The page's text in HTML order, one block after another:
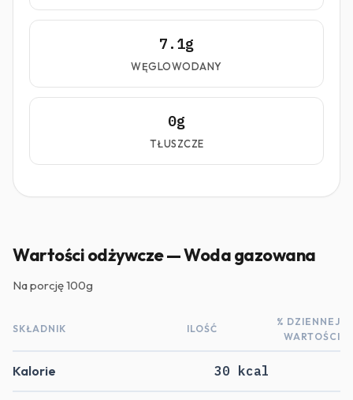
7.1g
WĘGLOWODANY
0g
TŁUSZCZE
Wartości odżywcze — Woda gazowana
Na porcję100g
SKŁADNIK ILOŚĆ
% DZIENNEJ
WARTOŚCI
Kalorie 30 kcal